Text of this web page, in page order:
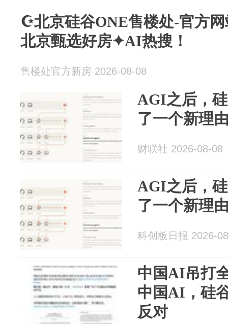
☪️北京硅谷ONE售楼处-官方
北京甄选好房✦AI热搜！
售楼处官方新房 2026-08-08
AGI之后，
了一个新理
财联社 2026-08-08
AGI之后，
了一个新理
科创板日报 2026-
中国AI吊打
中国AI，硅
反对